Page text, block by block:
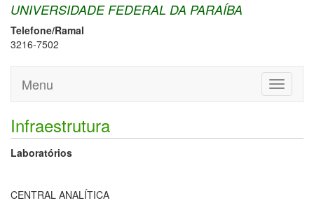
UNIVERSIDADE FEDERAL DA PARAÍBA
Telefone/Ramal
3216-7502
Toggle
Menu
Infraestrutura
Laboratórios
CENTRAL ANALÍTICA